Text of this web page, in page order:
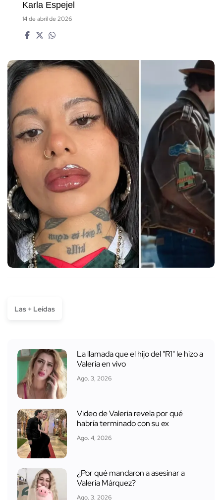
Karla Espejel
14 de abril de 2026
Las + Leídas
La llamada que el hijo del "R1" le hizo a
Valeria en vivo
Ago. 3, 2026
Video de Valeria revela por qué
habría terminado con su ex
Ago. 4, 2026
¿Por qué mandaron a asesinar a
Valeria Márquez?
Ago. 3, 2026